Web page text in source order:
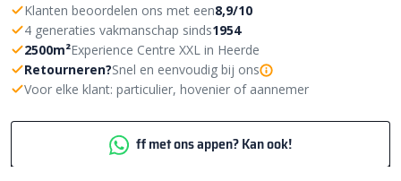
Klanten beoordelen ons met een8,9/10
4 generaties vakmanschap sinds1954
2500m²Experience Centre XXL in Heerde
Retourneren?Snel en eenvoudig bij ons
Voor elke klant: particulier, hovenier of aannemer
ff met ons appen? Kan ook!